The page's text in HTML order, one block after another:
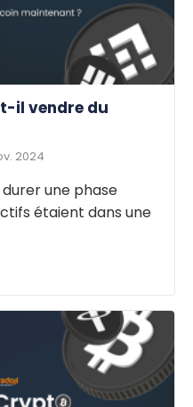
il vendre du
2024
une phase
étaient dans une